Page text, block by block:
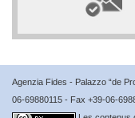
Agenzia Fides - Palazzo “de
06-69880115 - Fax +39-06-